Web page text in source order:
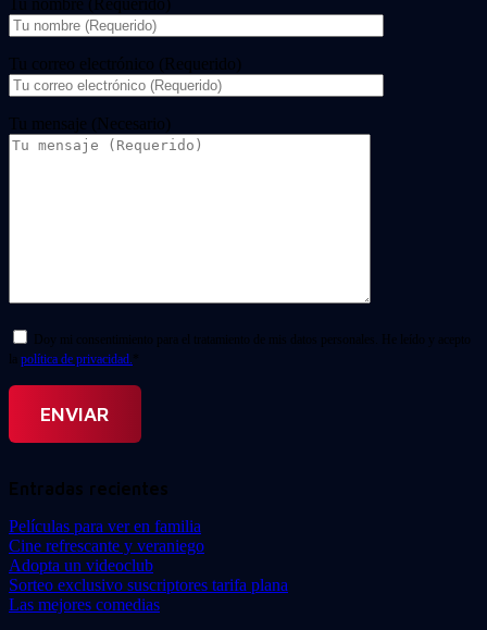
Tu nombre (Requerido)
Tu correo electrónico (Requerido)
Tu mensaje (Necesario)
Doy mi consentimiento para el tratamiento de mis datos personales. He leído y acepto
la política de privacidad. *
Entradas recientes
Películas para ver en familia
Cine refrescante y veraniego
Adopta un videoclub
Sorteo exclusivo suscriptores tarifa plana
Las mejores comedias